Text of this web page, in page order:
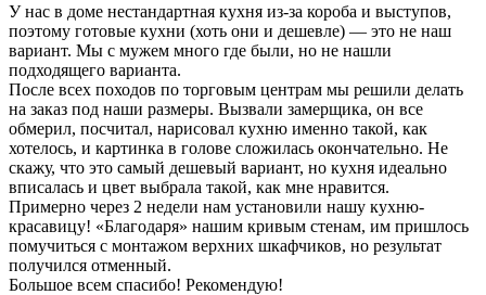
У нас в доме нестандартная кухня из-за короба и выступов,
поэтому готовые кухни (хоть они и дешевле) — это не наш
вариант. Мы с мужем много где были, но не нашли
подходящего варианта.
После всех походов по торговым центрам мы решили делать
на заказ под наши размеры. Вызвали замерщика, он все
обмерил, посчитал, нарисовал кухню именно такой, как
хотелось, и картинка в голове сложилась окончательно. Не
скажу, что это самый дешевый вариант, но кухня идеально
вписалась и цвет выбрала такой, как мне нравится.
Примерно через 2 недели нам установили нашу кухню-
красавицу! «Благодаря» нашим кривым стенам, им пришлось
помучиться с монтажом верхних шкафчиков, но результат
получился отменный.
Большое всем спасибо! Рекомендую!